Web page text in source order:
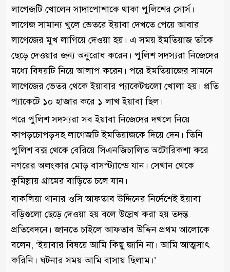
লাগেজটি খোলেন সাদাপোশাকে থাকা পুলিশের সোর্স।
লাগেজ সামান্য খুলে ভেতরে ইয়াবা দেখতে পেয়ে আবার
লাগেজের মুখ লাগিয়ে দেওয়া হয়। এ সময় ইমতিয়াজ তাঁকে
ছেড়ে দেওয়ার জন্য অনুরোধ করেন। পুলিশ সদস্যরা নিজেদের
মধ্যে বিষয়টি নিয়ে আলাপ করেন। পরে ইমতিয়াজের সামনে
লাগেজের ভেতর থেকে ইয়াবার প্যাকেটগুলো খোলা হয়। প্রতি
প্যাকেটে ১০ হাজার করে ১ লাখ ইয়াবা ছিল।
পরে পুলিশ সদস্যরা সব ইয়াবা নিজেদের দখলে নিয়ে
কাপড়চোপড়সহ লাগেজটি ইমতিয়াজকে দিয়ে দেন। তিনি
পুলিশ বক্স থেকে বেরিয়ে সিএনজিচালিত অটোরিকশা করে
নগরের অলংকার মোড় বাসস্ট্যান্ডে যান। সেখান থেকে
কুমিল্লায় গ্রামের বাড়িতে চলে যান।
বাকলিয়া থানার ওসি আফতাব উদ্দিনের নির্দেশেই ইয়াবা
বড়িগুলো ছেড়ে দেওয়া হয় বলে উল্লেখ করা হয় তদন্ত
প্রতিবেদনে। জানতে চাইলে আফতাব উদ্দিন প্রথম আলোকে
বলেন, ‘ইয়াবার বিষয়ে আমি কিছু জানি না। আমি আত্মসাৎ
করিনি। ঘটনার সময় আমি বাসায় ছিলাম।’